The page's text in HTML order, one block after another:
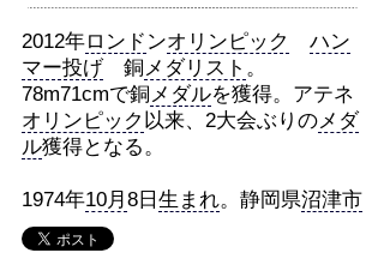
2012年ロンド ンオリンピック
ハン
マー投げ銅メダリスト 。
78m71cmで銅メダルを獲得。アテネ
オリンピック 以来、2大会ぶりのメダ
ル獲得となる。
1974年10月 8日 生まれ。静岡県沼津市